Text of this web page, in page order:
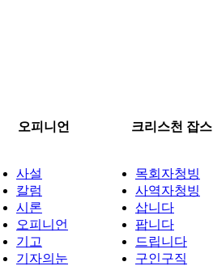
오피니언 크리스천 잡스
사설
칼럼
시론
오피니언
기고
기자의눈
목회자청빙
사역자청빙
삽니다
팝니다
드립니다
구인구직